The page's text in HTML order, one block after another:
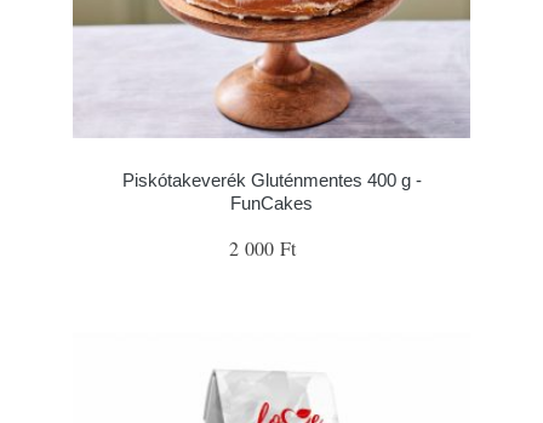
Piskótakeverék Gluténmentes 400 g -
FunCakes
2 000 Ft